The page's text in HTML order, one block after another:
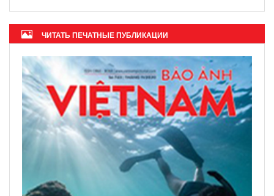
ЧИТАТЬ ПЕЧАТНЫЕ ПУБЛИКАЦИИ